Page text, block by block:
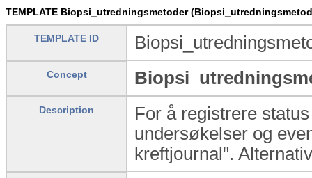
TEMPLATE Biopsi_utredningsmetoder
TEMPLATE ID
Concept
Description
For å registrere
undersøkelser og
kreftjournal".